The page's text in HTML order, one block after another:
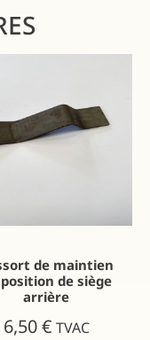
de maintien
de siège
arrière
6,50€ TVAC